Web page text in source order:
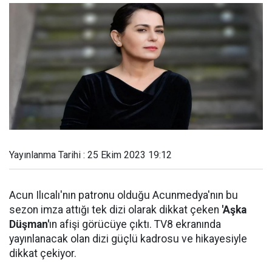
Yayınlanma Tarihi : 25 Ekim 2023 19:12
Acun Ilıcalı'nın patronu olduğu Acunmedya'nın bu
sezon imza attığı tek dizi olarak dikkat çeken 'Aşka
Düşman'ın afişi görücüye çıktı. TV8 ekranında
yayınlanacak olan dizi güçlü kadrosu ve hikayesiyle
dikkat çekiyor.